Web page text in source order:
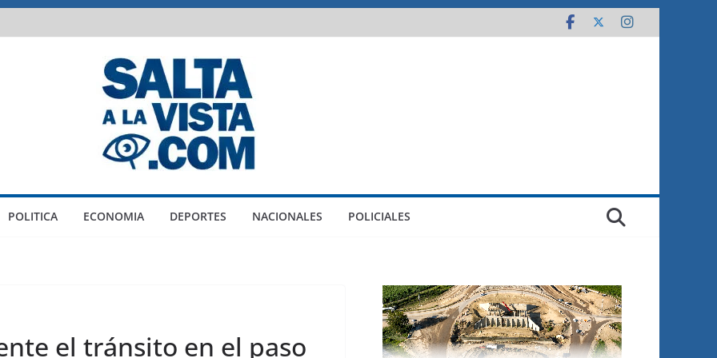
POLITICA ECONOMIA DEPORTES NACIONALES POLICIALES
el tránsito en el paso